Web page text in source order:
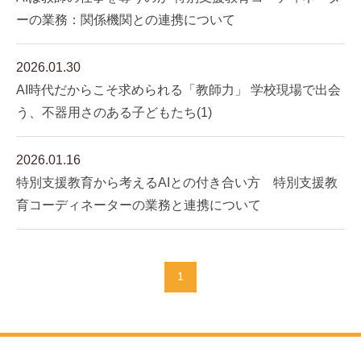
ーの業務：関係機関との連携について
2026.01.30
AI時代だからこそ求められる「教師力」 学校現場で出会
う、不器用さのある子どもたち(1)
2026.01.16
特別支援教育から考えるAIとの付き合い方 特別支援教
育コーディネーターの業務と連携について
1